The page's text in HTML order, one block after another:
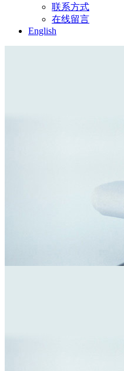
联系方式
在线留言
English